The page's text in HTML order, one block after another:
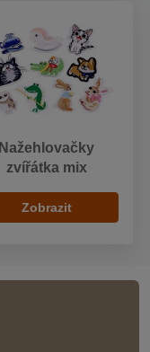
Nažehlovačky
zvířátka mix
Zobrazit